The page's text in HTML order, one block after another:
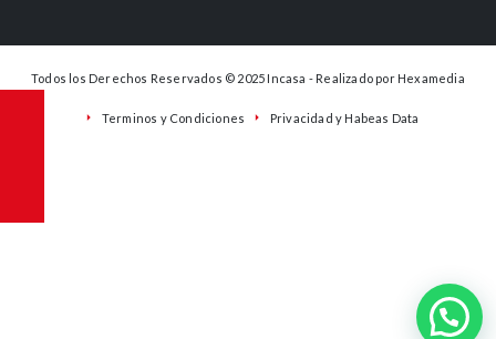
Todos los Derechos Reservados © 2025 Incasa - Realizado por Hexamedia
Terminos y Condiciones Privacidad y Habeas Data